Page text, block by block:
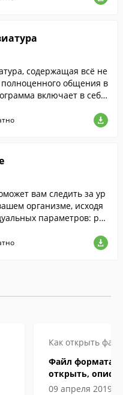
содержащая всё не
общения в
включает в себя
вам следить за ур
организме, исходя
параметров: рос
Как открыть файл
Файл формата
открыть,
особенности
09 апреля 2019